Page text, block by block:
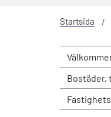
Startsida
Bostäder,